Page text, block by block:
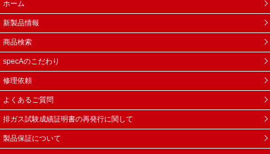
ホーム
新製品情報
商品検索
specAのこだわり
修理依頼
よくあるご質問
排ガス試験成績証明書の再発行に関して
製品保証について